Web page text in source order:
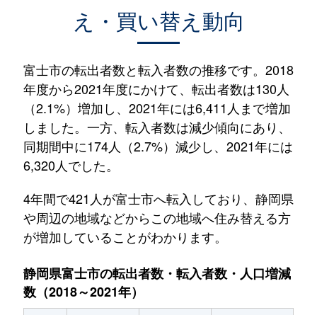
え・買い替え動向
富士市の転出者数と転入者数の推移です。2018
年度から2021年度にかけて、転出者数は130人
（2.1%）増加し、2021年には6,411人まで増加
しました。一方、転入者数は減少傾向にあり、
同期間中に174人（2.7%）減少し、2021年には
6,320人でした。
4年間で421人が富士市へ転入しており、静岡県
や周辺の地域などからこの地域へ住み替える方
が増加していることがわかります。
静岡県富士市の転出者数・転入者数・人口増減
数（2018～2021年）